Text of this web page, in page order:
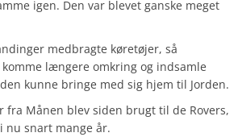
igen. Den var blevet ganske meget
medbragte køretøjer, så
længere omkring og indsamle
kunne bringe med sig hjem til Jorden.
fra Månen blev siden brugt til de Rovers,
nu snart mange år.